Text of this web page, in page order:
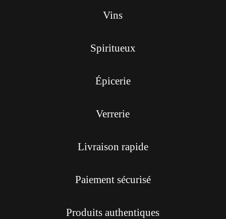
Vins
Spiritueux
Épicerie
Verrerie
Livraison rapide
Paiement sécurisé
Produits authentiques